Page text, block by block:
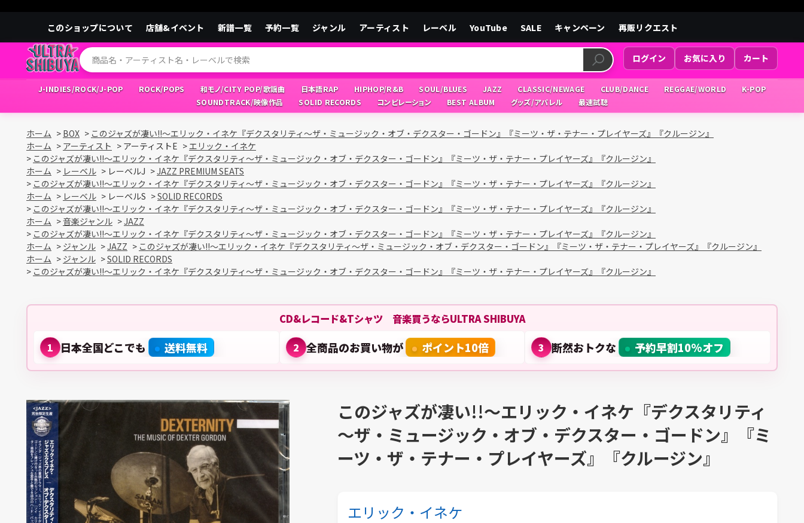
このショップについて 店舗&イベント 新譜一覧 予約一覧 ジャンル アーティスト レーベル YouTube SALE キャンペーン 再販リクエスト
ログイン お気に入り カート
J-INDIES/ROCK/J-POP ROCK/POPS 和モノ/CITY POP/歌謡曲 日本語RAP HIPHOP/R&B SOUL/BLUES JAZZ CLASSIC/NEWAGE CLUB/DANCE REGGAE/WORLD
K-POP
SOUNDTRACK/映像作品
SOLID RECORDS コンピレーション BEST ALBUM グッズ/アパレル 最速試聴
ホーム > BOX > このジャズが凄い!!～エリック・イネケ『デクスタリティ～ザ・ミュージック・オブ・デクスター・ゴードン』『ミーツ・ザ・テナー・プレイヤーズ』『クルージン』
ホーム > アーティスト > アーティストE >エリック・イネケ
> このジャズが凄い!!～エリック・イネケ『デクスタリティ～ザ・ミュージック・オブ・デクスター・ゴードン』『ミーツ・ザ・テナー・プレイヤーズ』『クルージン』
ホーム > レーベル > レーベルJ >JAZZ PREMIUM SEATS
> このジャズが凄い!!～エリック・イネケ『デクスタリティ～ザ・ミュージック・オブ・デクスター・ゴードン』『ミーツ・ザ・テナー・プレイヤーズ』『クルージン』
ホーム > レーベル > レーベルS >SOLID RECORDS
> このジャズが凄い!!～エリック・イネケ『デクスタリティ～ザ・ミュージック・オブ・デクスター・ゴードン』『ミーツ・ザ・テナー・プレイヤーズ』『クルージン』
ホーム >音楽ジャンル >JAZZ
> このジャズが凄い!!～エリック・イネケ『デクスタリティ～ザ・ミュージック・オブ・デクスター・ゴードン』『ミーツ・ザ・テナー・プレイヤーズ』『クルージン』
ホーム > ジャンル >JAZZ > このジャズが凄い!!～エリック・イネケ『デクスタリティ～ザ・ミュージック・オブ・デクスター・ゴードン』『ミーツ・ザ・テナー・プレイヤーズ』『クルージン』
ホーム > ジャンル >SOLID RECORDS
> このジャズが凄い!!～エリック・イネケ『デクスタリティ～ザ・ミュージック・オブ・デクスター・ゴードン』『ミーツ・ザ・テナー・プレイヤーズ』『クルージン』
CD&レコード&Tシャツ 音楽買うならULTRA SHIBUYA
1 日本全国どこでも 送料無料 2 全商品のお買い物が ポイント10倍 3 断然おトクな 予約早割10%オフ
このジャズが凄い!!～エリック・イネケ『デクスタリティ
～ザ・ミュージック・オブ・デクスター・ゴードン』『ミ
ーツ・ザ・テナー・プレイヤーズ』『クルージン』
エリック・イネケ